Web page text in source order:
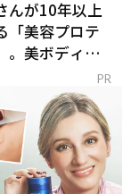
んが10年以上
「美容プロテ
。美ボディを
ティンと
PR